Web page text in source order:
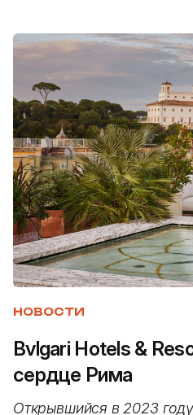
НОВОСТИ
Bvlgari Hotels &
сердце Рима
Открывшийся в 2023